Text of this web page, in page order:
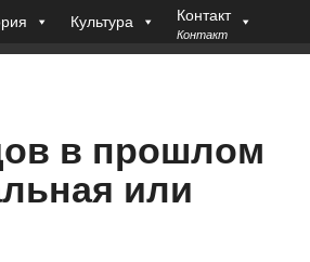
Культура Контакт
Контакт
в прошлом
или